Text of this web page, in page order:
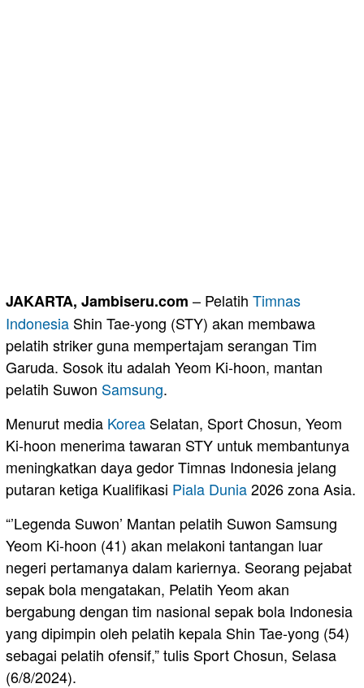
JAKARTA, Jambiseru.com – Pelatih Timnas
Indonesia Shin Tae-yong (STY) akan membawa
pelatih striker guna mempertajam serangan Tim
Garuda. Sosok itu adalah Yeom Ki-hoon, mantan
pelatih Suwon Samsung.
Menurut media Korea Selatan, Sport Chosun, Yeom
Ki-hoon menerima tawaran STY untuk membantunya
meningkatkan daya gedor Timnas Indonesia jelang
putaran ketiga Kualifikasi Piala Dunia2026 zona Asia.
“’Legenda Suwon’ Mantan pelatih Suwon Samsung
Yeom Ki-hoon (41) akan melakoni tantangan luar
negeri pertamanya dalam kariernya. Seorang pejabat
sepak bola mengatakan, Pelatih Yeom akan
bergabung dengan tim nasional sepak bola Indonesia
yang dipimpin oleh pelatih kepala Shin Tae-yong (54)
sebagai pelatih ofensif,” tulis Sport Chosun, Selasa
(6/8/2024).